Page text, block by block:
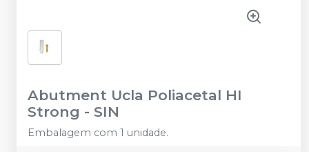
Abutment Ucla Poliacetal HI
Strong - SIN
Embalagem com 1 unidade.